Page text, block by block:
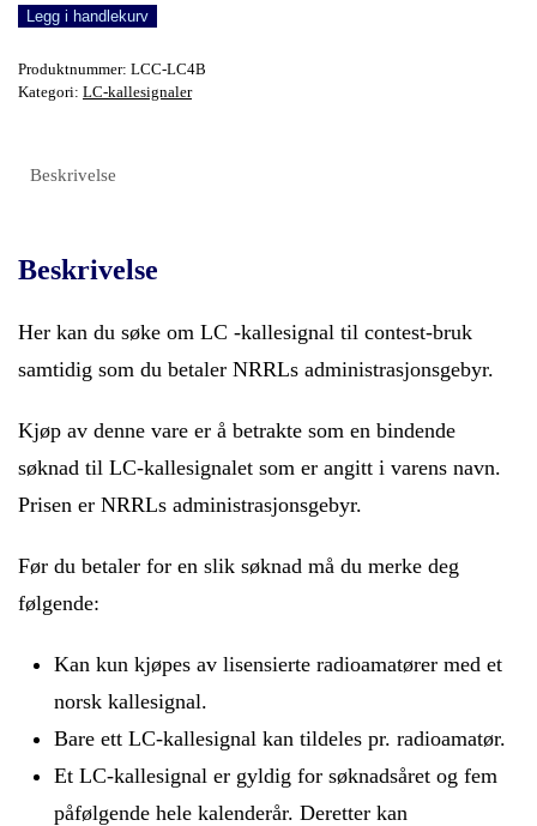
LC4B
Legg i handlekurv
Produktnummer: LCC-LC4B
Kategori: LC-kallesignaler
Beskrivelse
Beskrivelse
Her kan du søke om LC -kallesignal til contest-bruk
samtidig som du betaler NRRLs administrasjonsgebyr.
Kjøp av denne vare er å betrakte som en bindende
søknad til LC-kallesignalet som er angitt i varens navn.
Prisen er NRRLs administrasjonsgebyr.
Før du betaler for en slik søknad må du merke deg
følgende:
Kan kun kjøpes av lisensierte radioamatører med et
norsk kallesignal.
Bare ett LC-kallesignal kan tildeles pr. radioamatør.
Et LC-kallesignal er gyldig for søknadsåret og fem
påfølgende hele kalenderår. Deretter kan